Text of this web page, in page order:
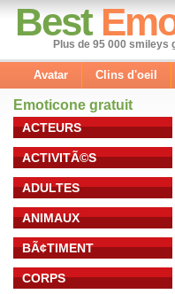
Best
Plus de 95 000
Avatar Clins d'oeil
Emoticone gratuit
ACTEURS
ACTIVITÃ©S
ADULTES
ANIMAUX
BÃ¢TIMENT
CORPS